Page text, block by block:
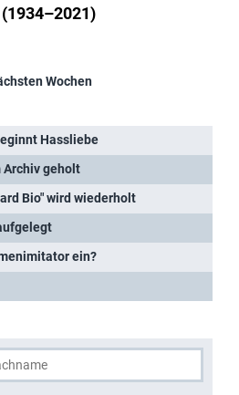
Wochen
Hassliebe
Archiv geholt
Bio" wird wiederholt
ein?